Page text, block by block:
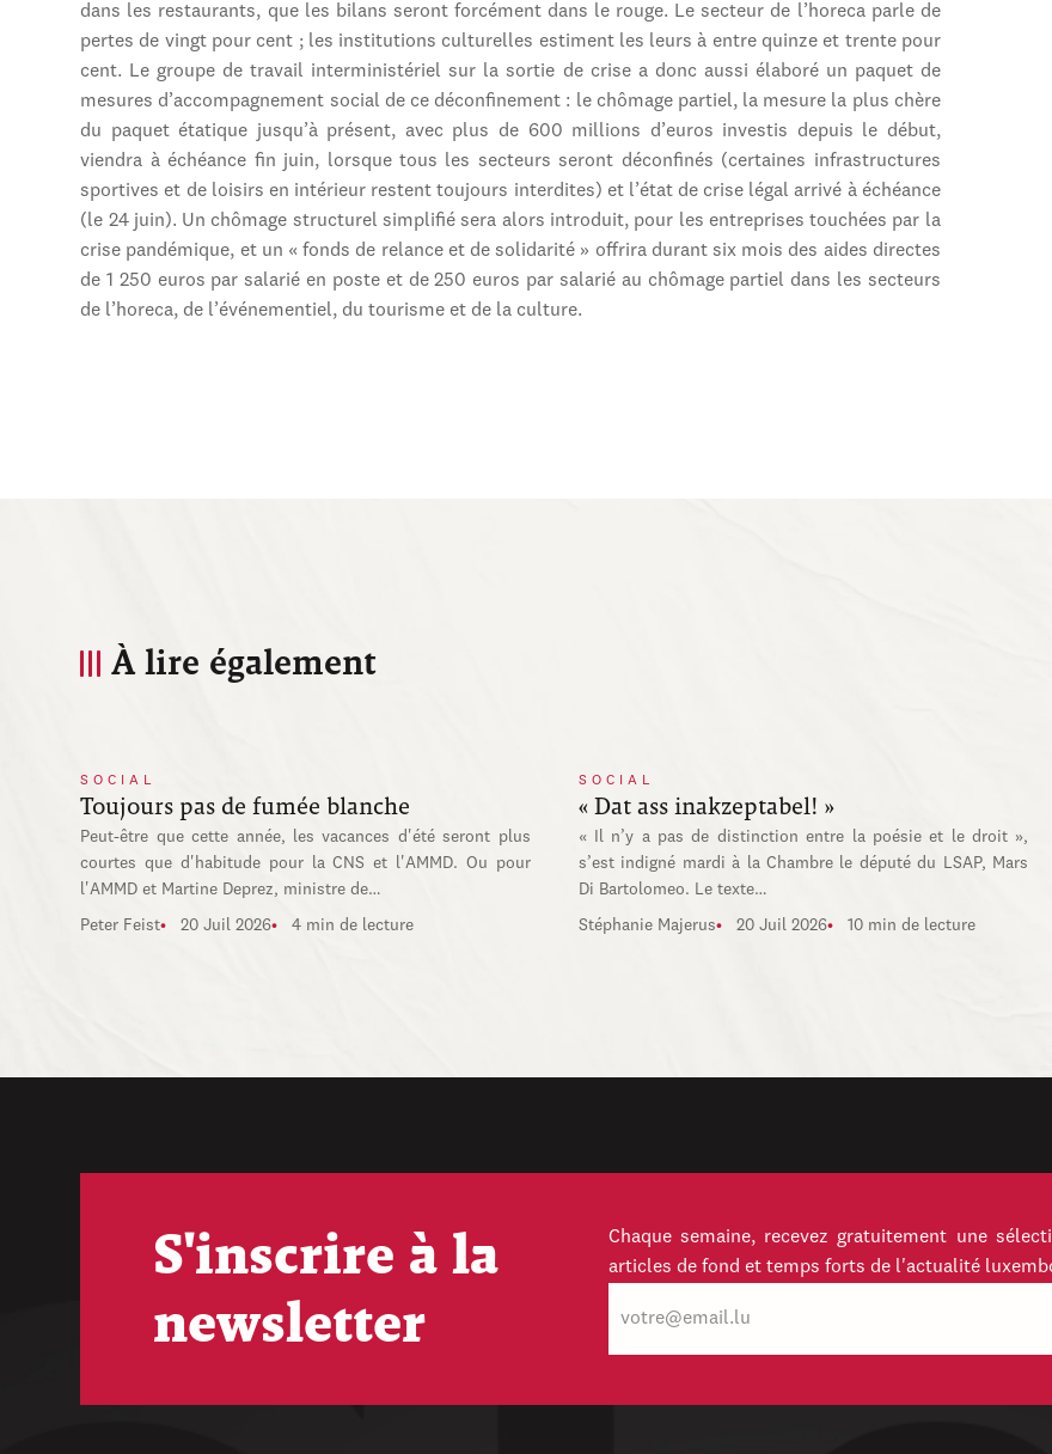
dans les restaurants, que les bilans seront forcément dans le rouge. Le secteur de l’horeca parle de
pertes de vingt pour cent ; les institutions culturelles estiment les leurs à entre quinze et trente pour
cent. Le groupe de travail interministériel sur la sortie de crise a donc aussi élaboré un paquet de
mesures d’accompagnement social de ce déconfinement : le chômage partiel, la mesure la plus chère
du paquet étatique jusqu’à présent, avec plus de 600 millions d’euros investis depuis le début,
viendra à échéance fin juin, lorsque tous les secteurs seront déconfinés (certaines infrastructures
sportives et de loisirs en intérieur restent toujours interdites) et l’état de crise légal arrivé à échéance
(le 24 juin). Un chômage structurel simplifié sera alors introduit, pour les entreprises touchées par la
crise pandémique, et un « fonds de relance et de solidarité » offrira durant six mois des aides directes
de 1 250 euros par salarié en poste et de 250 euros par salarié au chômage partiel dans les secteurs
de l’horeca, de l’événementiel, du tourisme et de la culture.
À lire également
SOCIAL
Toujours pas de fumée blanche
Peut-être que cette année, les vacances d'été seront plus
courtes que d'habitude pour la CNS et l'AMMD. Ou pour
l'AMMD et Martine Deprez, ministre de…
Peter Feist 20 Juil 2026 4 min de lecture
SOCIAL
« Dat ass inakzeptabel! »
« Il n’y a pas de distinction entre la poésie et le droit »,
s’est indigné mardi à la Chambre le député du LSAP, Mars
Di Bartolomeo. Le texte…
Stéphanie Majerus 20 Juil 2026 10 min de lecture
S'inscrire à la
newsletter
Chaque semaine, recevez gratuitement une
articles de fond et temps forts de l'actualité
mail